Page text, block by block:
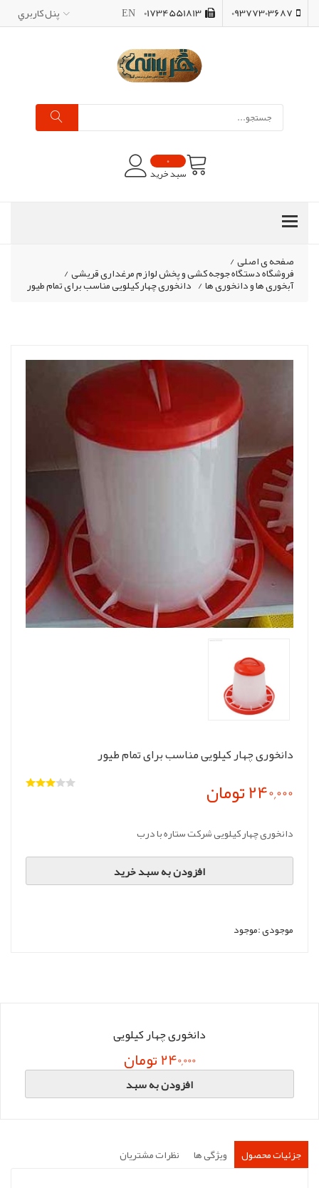
09377303687
01734551813
EN پنل کاربري
0
سبد خرید
صفحه ی اصلی/
فروشگاه دستگاه جوجه کشی و پخش لوازم مرغداری قریشی/
آبخوری ها و دانخوری ها/ دانخوری چهار کیلویی مناسب برای تمام طیور
دانخوری چهار کیلویی مناسب برای تمام طیور
240,000 تومان
دانخوری چهار کیلویی شرکت ستاره با درب
افزودن به سبد خرید
موجودی :موجود
دانخوری چهار کیلویی
240,000 تومان
افزودن به سبد
جزئیات محصول ویژگی ها نظرات مشتریان